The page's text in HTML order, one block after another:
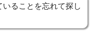
ることを忘れて探し